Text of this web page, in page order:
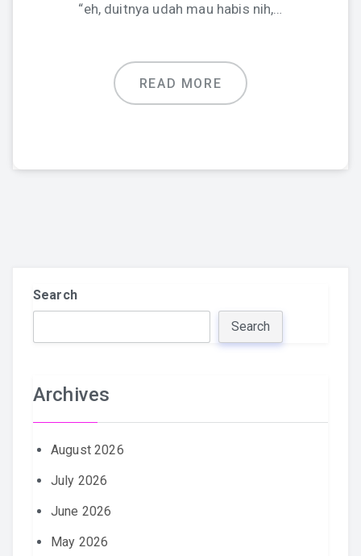
“eh, duitnya udah mau habis nih,…
READ MORE
Search
Search
Archives
August 2026
July 2026
June 2026
May 2026